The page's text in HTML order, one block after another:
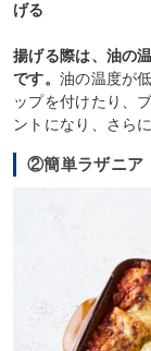
げる
揚げる際は、油の
です。 油の温度が
ップを付けたり、
ントになり、さら
②簡単ラザニア